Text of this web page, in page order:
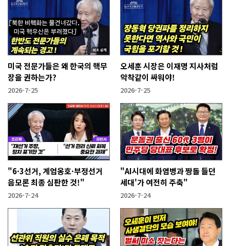
미국 전문가들은 왜 한국의 핵무
장을 권하는가?
2026-7-25
오세훈 시장은 이재명 지사처럼
악착같이 싸워야!
2026-7-25
"6·3선거, 계엄옹호·부정선거
음모론 최종 심판한 것!"
2026-7-24
"AI시대에 화염병과 짱돌 들던
세대'가 여전히 주축"
2026-7-24